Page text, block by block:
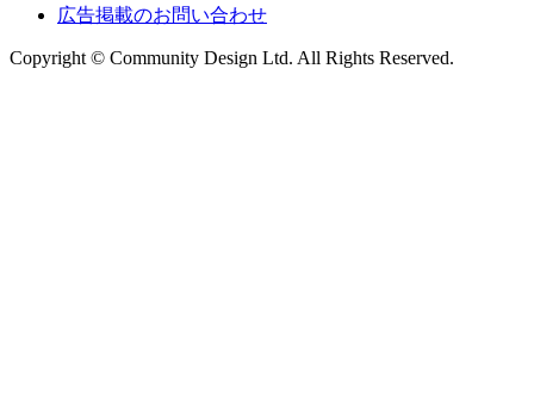
広告掲載のお問い合わせ
Copyright © Community Design Ltd. All Rights Reserved.